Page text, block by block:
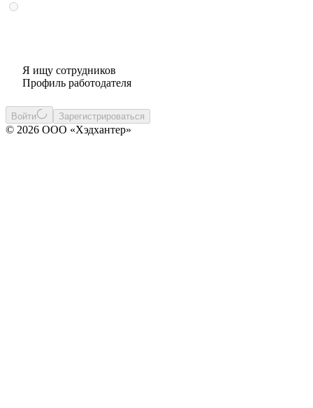
Я ищу сотрудников
Профиль работодателя
Войти Зарегистрироваться
© 2026 ООО «Хэдхантер»